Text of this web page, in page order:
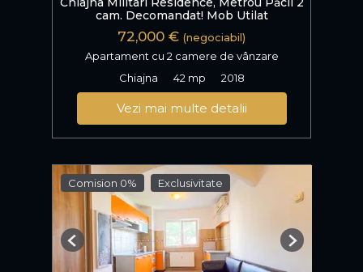
cam. Decomandat! Mob Utilat
72,000 € (negociabil)
Apartament cu 2 camere de vânzare
Chiajna
42 mp 2018
Vezi mai multe detalii
Comision 0% Exclusivitate
Previous Next